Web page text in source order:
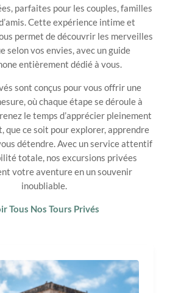
parfaites pour les couples, familles
Cette expérience intime et
permet de découvrir les merveilles
selon vos envies, avec un guide
entièrement dédié à vous.
sont conçus pour vous offrir une
où chaque étape se déroule à
le temps d’apprécier pleinement
que ce soit pour explorer, apprendre
détendre. Avec un service attentif
totale, nos excursions privées
votre aventure en un souvenir
inoubliable.
Tous Nos Tours Privés